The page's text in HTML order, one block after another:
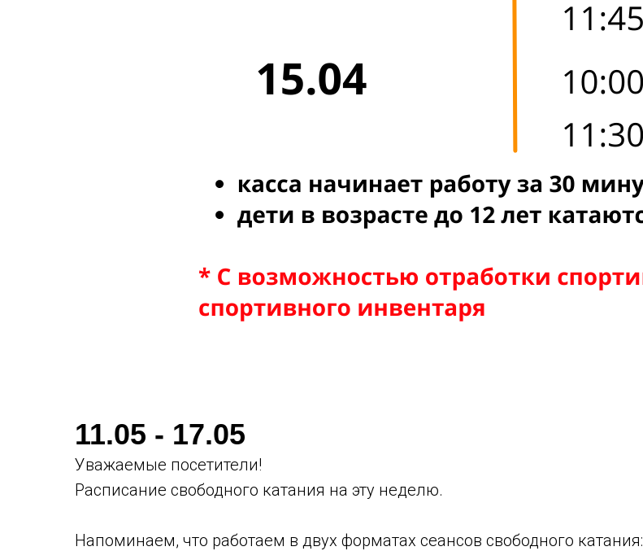
11.05 - 17.05
Уважаемые посетители!
Расписание свободного катания на эту неделю.
Напоминаем, что работаем в двух форматах сеансов свободного катания: